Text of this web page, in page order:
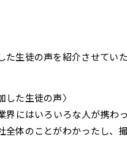
た生徒の声を紹介させていた
した生徒の声〉
界にはいろいろな人が携わ
全体のことがわかったし、